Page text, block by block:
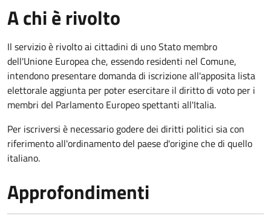
A chi è rivolto
Il servizio è rivolto ai cittadini di uno Stato membro
dell'Unione Europea che, essendo residenti nel Comune,
intendono presentare domanda di iscrizione all'apposita lista
elettorale aggiunta per poter esercitare il diritto di voto per i
membri del Parlamento Europeo spettanti all'Italia.
Per iscriversi è necessario godere dei diritti politici sia con
riferimento all'ordinamento del paese d'origine che di quello
italiano.
Approfondimenti